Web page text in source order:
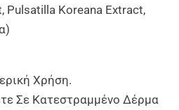
Pulsatilla Koreana Extract,
Χρήση.
Σε Κατεστραμμένο Δέρμα